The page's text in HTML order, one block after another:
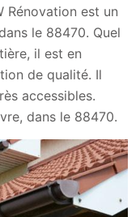
Rénovation est un
le 88470. Quel
il est en
de qualité. Il
accessibles.
dans le 88470.